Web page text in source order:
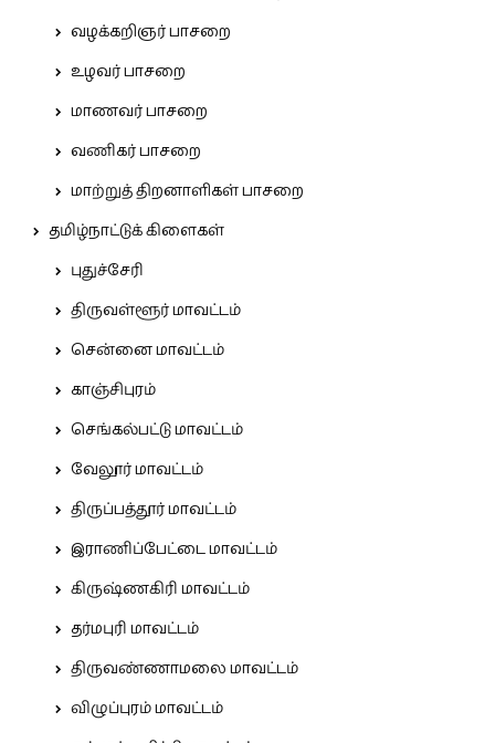
வழக்கறிஞர் பாசறை
உழவர் பாசறை
மாணவர் பாசறை
வணிகர் பாசறை
மாற்றுத் திறனாளிகள் பாசறை
தமிழ்நாட்டுக் கிளைகள்
புதுச்சேரி
திருவள்ளூர் மாவட்டம்
சென்னை மாவட்டம்
காஞ்சிபுரம்
செங்கல்பட்டு மாவட்டம்
வேலூர் மாவட்டம்
திருப்பத்தூர் மாவட்டம்
இராணிப்பேட்டை மாவட்டம்
கிருஷ்ணகிரி மாவட்டம்
தர்மபுரி மாவட்டம்
திருவண்ணாமலை மாவட்டம்
விழுப்புரம் மாவட்டம்